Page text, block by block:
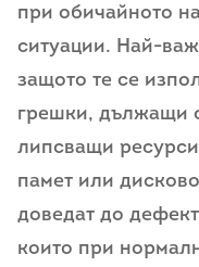
при обичайното
ситуации. Най-
защото те се
грешки, дължащи
липсващи
памет или
доведат до
които при